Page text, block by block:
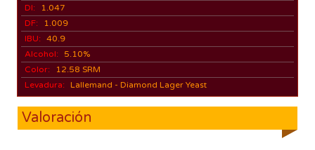
DI:
1.047
DF:
1.009
IBU: 40.9
Alcohol:
5.10%
Color:
12.58 SRM
Levadura: Lallemand - Diamond Lager Yeast
Valoración